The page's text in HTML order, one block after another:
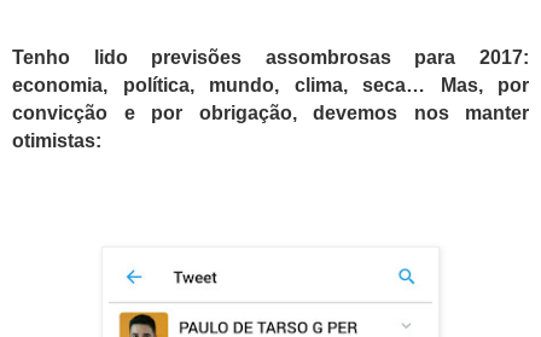
Tenho lido previsões assombrosas para 2017:
economia, política, mundo, clima, seca… Mas, por
convicção e por obrigação, devemos nos manter
otimistas: